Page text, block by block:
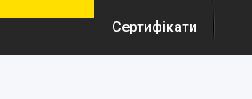
Сертифікати